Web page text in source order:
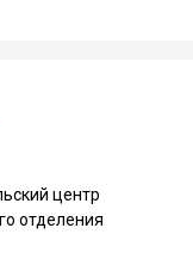
центр
отделения